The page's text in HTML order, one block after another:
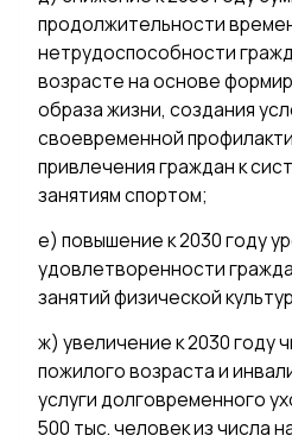
продолжительности
нетрудоспособности
возрасте на основе
образа жизни, создания
своевременной
привлечения граждан к
занятиям спортом;
е) повышение к 2030 году
удовлетворенности
занятий физической
ж) увеличение к 2030 году
пожилого возраста и
услуги долговременного
500 тыс. человек из числа